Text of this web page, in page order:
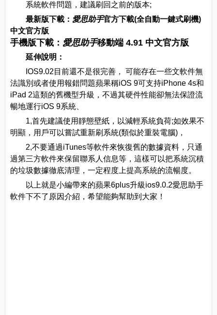
系統軟件問題，建議刷回之前的版本;
最新版下載： 愛思助手官方下載(全自動一鍵式刷機)
中文官方版
手機版下載： 愛思助手移動端 4.91 中文官方版
延伸說明：
IOS9.02目前還不是很完善， 可能存在一些文軟件無
法識別或者使用報錯問題蘋果稱iOS 9可支持iPhone 4s和
iPad 2這類的舊機型升級，不過其硬件性能卻無法保證流
暢地運行iOS 9系統、
1,首先建議使用靜態壁紙，以減輕系統負荷;如效果不
明顯，用戶可以嘗試重新刷系統(類似於重裝電腦)，
2,不要通過iTunes等軟件來恢復舊的數據資料，只通
過第三方軟件來保留聯系人信息等，這樣可以把系統沉積
的垃圾數據徹底清理，一定程度上提高系統的流暢度。
以上就是小編帶來的蘋果6plus升級ios9.0.2愛思助手
軟件下不了原因介紹，希望能夠幫助到大家！